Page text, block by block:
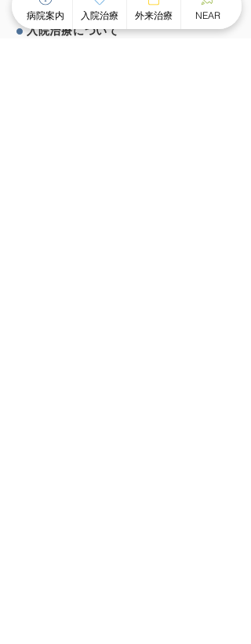
⼊院治療について
病院案内 入院治療 外来治療 NEAR